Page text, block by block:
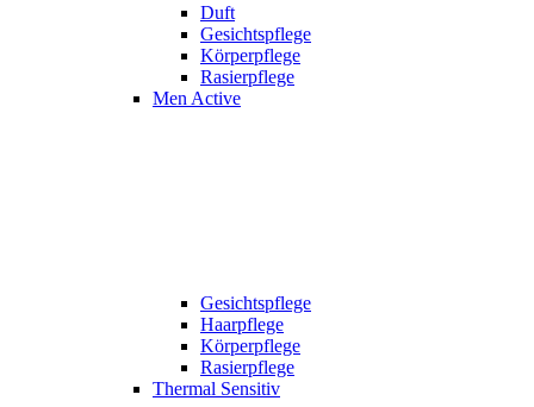
Duft
Gesichtspflege
Körperpflege
Rasierpflege
Men Active
Gesichtspflege
Haarpflege
Körperpflege
Rasierpflege
Thermal Sensitiv